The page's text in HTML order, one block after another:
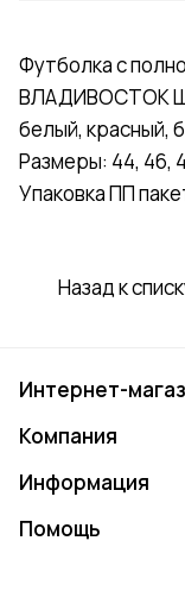
Футболка с
ВЛАДИВОСТОК
белый, красный,
Размеры: 44, 46,
Упаковка ПП
Назад к
Интернет-
Компания
Информация
Помощь